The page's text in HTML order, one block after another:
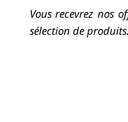
Vous recevrez nos
sélection de produits.